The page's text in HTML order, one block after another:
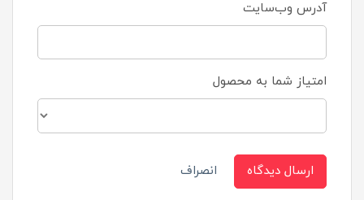
آدرس وب‌سایت
امتیاز شما به محصول
ارسال دیدگاه انصراف